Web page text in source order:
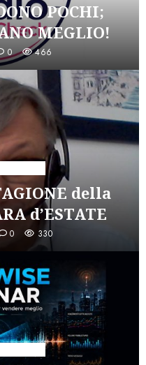
POCHI;
MEGLIO!
0 466
della
d’ESTATE
0 330